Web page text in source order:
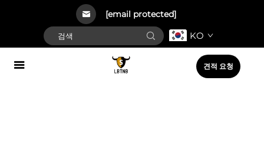
[email protected]
KO
견적 요청